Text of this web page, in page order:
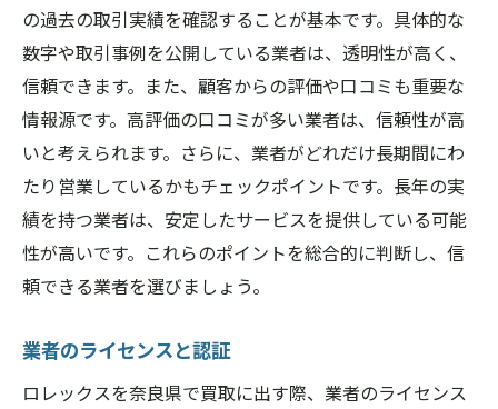
の過去の取引実績を確認することが基本です。具体的な
数字や取引事例を公開している業者は、透明性が高く、
信頼できます。また、顧客からの評価や口コミも重要な
情報源です。高評価の口コミが多い業者は、信頼性が高
いと考えられます。さらに、業者がどれだけ長期間にわ
たり営業しているかもチェックポイントです。長年の実
績を持つ業者は、安定したサービスを提供している可能
性が高いです。これらのポイントを総合的に判断し、信
頼できる業者を選びましょう。
業者のライセンスと認証
ロレックスを奈良県で買取に出す際、業者のライセンス